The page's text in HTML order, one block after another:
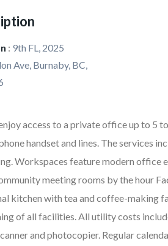
: 9th FL, 2025
Ave, Burnaby, BC,
access to a private office up to 5
handset and lines. The services
Workspaces feature modern office
meeting rooms by the hour
kitchen with tea and coffee-making
of all facilities. All utility costs
and photocopier. Regular
FEATURED